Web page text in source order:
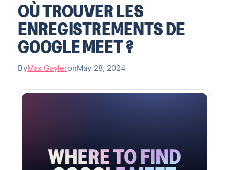
OÙ TROUVER LES
ENREGISTREMENTS DE
GOOGLE MEET ?
ByMax GayleronMay 28, 2024